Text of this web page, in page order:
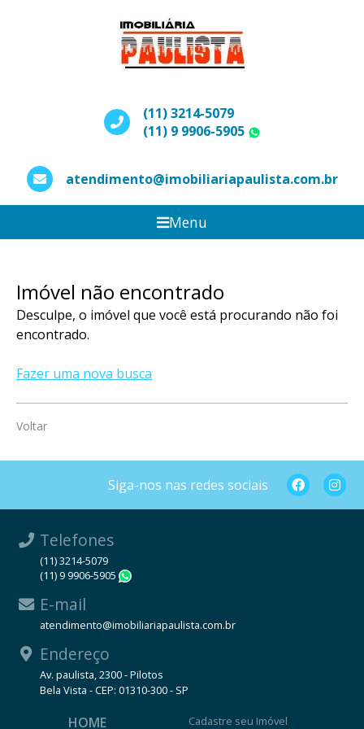
(11) 3214-5079
(11) 9 9906-5905
atendimento@imobiliariapaulista.com.br
Menu
Imóvel não encontrado
Desculpe, o imóvel que você está procurando não foi
encontrado.
Fazer uma nova busca
Voltar
Siga-nos nas redes sociais
Telefones
(11) 3214-5079
(11) 9 9906-5905
E-mail
atendimento@imobiliariapaulista.com.br
Endereço
Av. paulista, 2300 - Pilotos
Bela Vista - CEP: 01310-300 - SP
HOME Cadastre seu Imóvel